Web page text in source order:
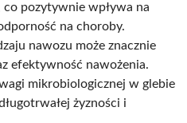
co pozytywnie wpływa na
na choroby.
nawozu może znacznie
efektywność nawożenia.
mikrobiologicznej w glebie
żyzności i